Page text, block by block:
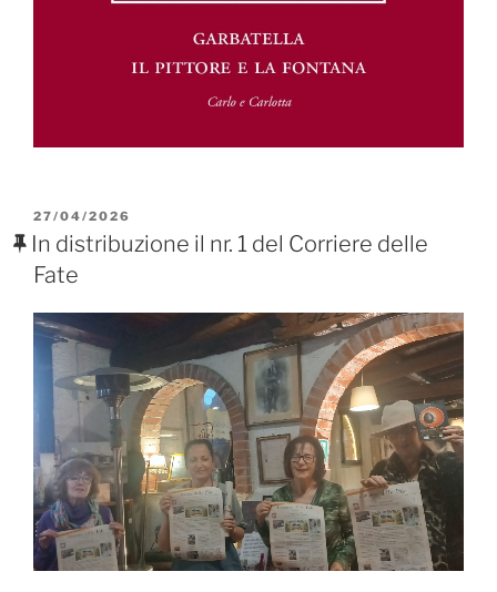
PUBBLICATO
IL
27/04/2026
In distribuzione il nr. 1 del Corriere delle
Fate